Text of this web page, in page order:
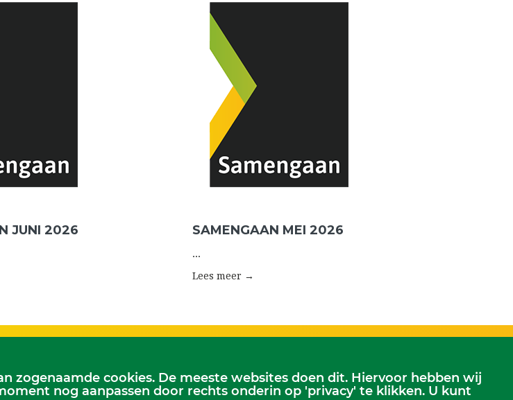
JUNI 2026 SAMENGAAN MEI 2026
...
Lees meer →
Kerkelijk Bureau
Scriba
zogenaamde cookies. De meeste websites doen dit. Hiervoor hebben wij
nog aanpassen door rechts onderin op 'privacy' te klikken. U kunt